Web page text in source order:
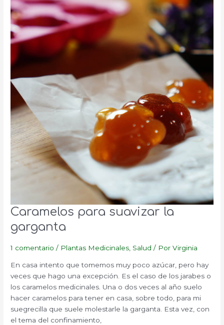
Caramelos para suavizar la
garganta
1 comentario / Plantas Medicinales Salud / PorVirginia
En casa intento que tomemos muy poco azúcar, pero hay
veces que hago una excepción. Es el caso de los jarabes o
los caramelos medicinales. Una o dos veces al año suelo
hacer caramelos para tener en casa, sobre todo, para mi
suegrecilla que suele molestarle la garganta. Esta vez, con
el tema del confinamiento,